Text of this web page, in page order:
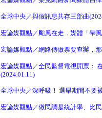
全球中央／與假訊息共存三部曲
宏論媒觀點／颱風在走，媒體「帶
宏論媒觀點／網路傳做票要查辦，
宏論媒觀點／全民監督電視開票：
(2024.01.11)
全球中央／深呼吸！ 選舉期間不要
宏論媒觀點／做民調是統計學、比